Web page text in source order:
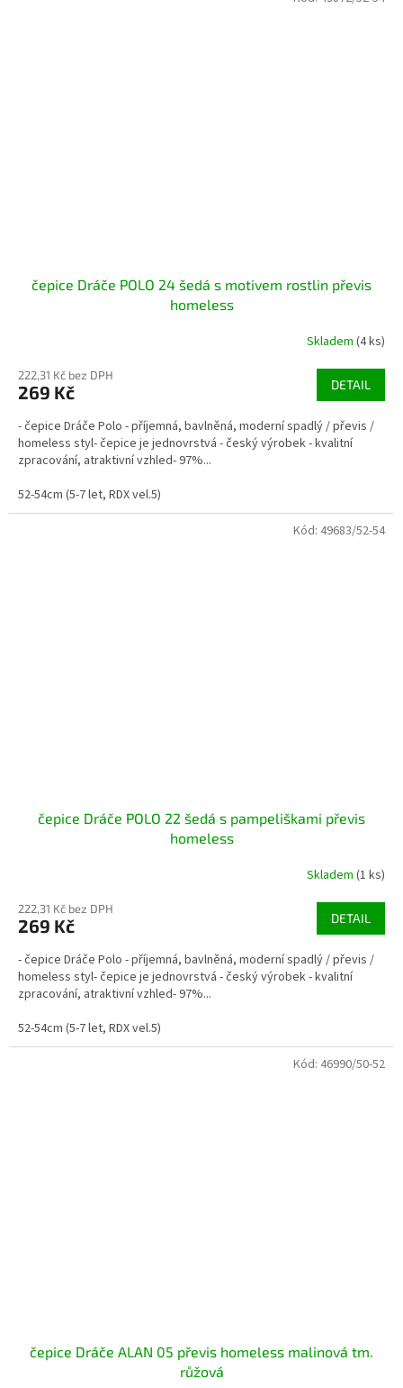
čepice Dráče POLO 24 šedá s motivem rostlin převis
homeless
Skladem (4 ks)
222,31 Kč bez DPH
269 Kč DETAIL
- čepice Dráče Polo - příjemná, bavlněná, moderní spadlý / převis /
homeless styl- čepice je jednovrstvá - český výrobek - kvalitní
zpracování, atraktivní vzhled- 97%...
52-54cm (5-7 let, RDX vel.5)
čepice Dráče POLO 22 šedá s pampeliškami převis
homeless
Skladem (1 ks)
222,31 Kč bez DPH
269 Kč DETAIL
- čepice Dráče Polo - příjemná, bavlněná, moderní spadlý / převis /
homeless styl- čepice je jednovrstvá - český výrobek - kvalitní
zpracování, atraktivní vzhled- 97%...
52-54cm (5-7 let, RDX vel.5)
Kód: 49683/52-54
čepice Dráče ALAN 05 převis homeless malinová tm.
růžová
Kód: 46990/50-52